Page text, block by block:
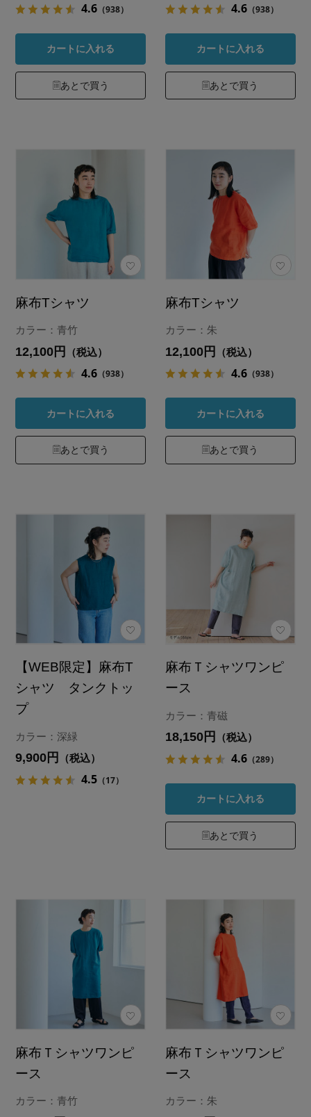
4.6 （938）
カートに入れる
あとで買う
4.6 （938）
カートに入れる
あとで買う
麻布Tシャツ
カラー：青竹
12,100円 （税込）
4.6 （938）
カートに入れる
あとで買う
麻布Tシャツ
カラー：朱
12,100円 （税込）
4.6 （938）
カートに入れる
あとで買う
【WEB限定】麻布T
シャツ タンクトッ
プ
カラー：深緑
9,900円 （税込）
4.5 （17）
麻布Ｔシャツワンピ
ース
カラー：青磁
18,150円 （税込）
4.6 （289）
カートに入れる
あとで買う
麻布Ｔシャツワンピ
ース
カラー：青竹
麻布Ｔシャツワンピ
ース
カラー：朱